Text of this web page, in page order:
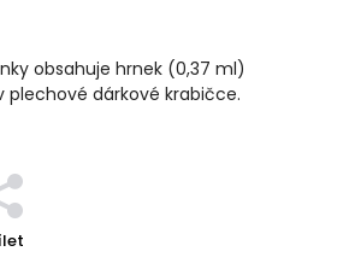
obsahuje hrnek (0,37 ml)
plechové dárkové krabičce.